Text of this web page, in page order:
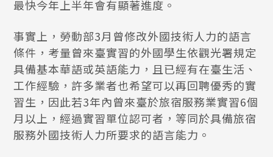
最快今年上半年會有顯著進度。
事實上，勞動部3月曾修改外國技術人力的語言
條件，考量曾來臺實習的外國學生依觀光署規定
具備基本華語或英語能力，且已經有在臺生活、
工作經驗，許多業者也希望可以再回聘優秀的實
習生，因此若3年內曾來臺於旅宿服務業實習6個
月以上，經過實習單位認可者，等同於具備旅宿
服務外國技術人力所要求的語言能力。